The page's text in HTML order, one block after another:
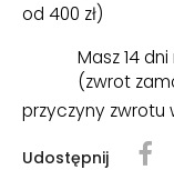
od 400 zł)
Masz 14
(zwrot
przyczyny zwrotu
Udostępnij